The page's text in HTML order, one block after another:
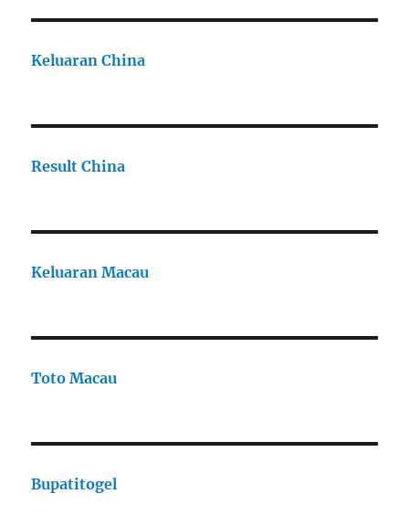
Keluaran China
Result China
Keluaran Macau
Toto Macau
Bupatitogel